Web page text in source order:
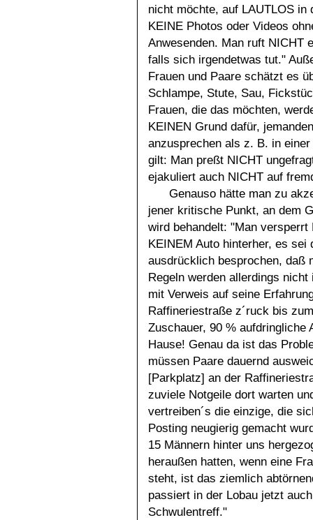
nicht möchte, auf LAUTLOS in
KEINE Photos oder Videos
Anwesenden. Man ruft NICHT
falls sich irgendetwas tut."
Frauen und Paare schätzt es
Schlampe, Stute, Sau,
Frauen, die das möchten,
KEINEN Grund dafür,
anzusprechen als z. B. in
gilt: Man preßt NICHT
ejakuliert auch NICHT auf
Genauso hätte man zu
jener kritische Punkt, an dem
wird behandelt: "Man
KEINEM Auto hinterher, es sei
ausdrücklich besprochen, daß
Regeln werden allerdings
mit Verweis auf seine
Raffineriestraße z´ruck bis
Zuschauer, 90 % aufdringliche
Hause! Genau da ist das
müssen Paare dauernd
[Parkplatz] an der
zuviele Notgeile dort warten
vertreiben´s die einzige, die
Posting neugierig gemacht
15 Männern hinter uns
heraußen hatten, wenn eine
steht, ist das ziemlich
passiert in der Lobau jetzt
Schwulentreff."